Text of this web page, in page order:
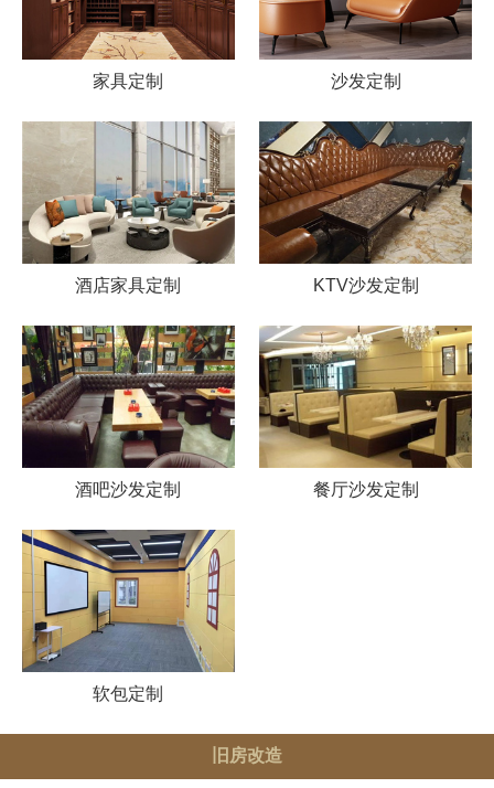
家具定制 沙发定制
酒店家具定制 KTV沙发定制
酒吧沙发定制 餐厅沙发定制
软包定制
旧房改造